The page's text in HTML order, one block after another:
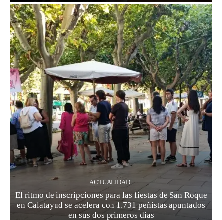
ACTUALIDAD
El ritmo de inscripciones para las fiestas de San Roque
en Calatayud se acelera con 1.731 peñistas apuntados
en sus dos primeros días